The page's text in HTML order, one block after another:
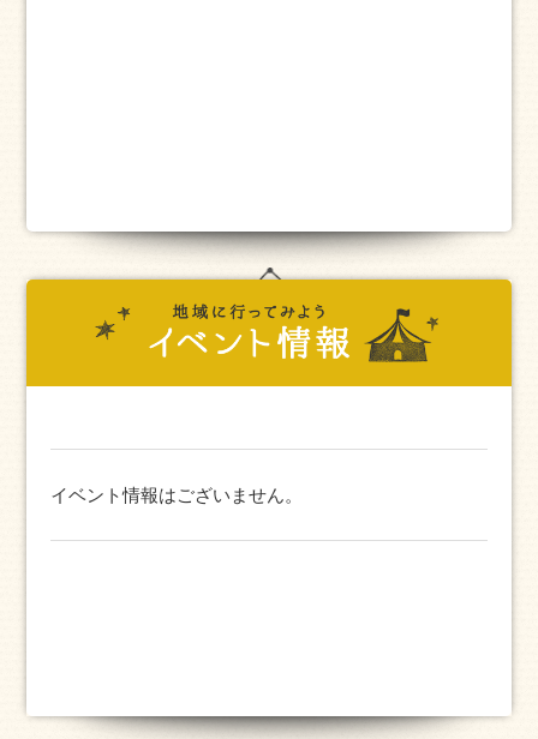
イベント情報はございません。